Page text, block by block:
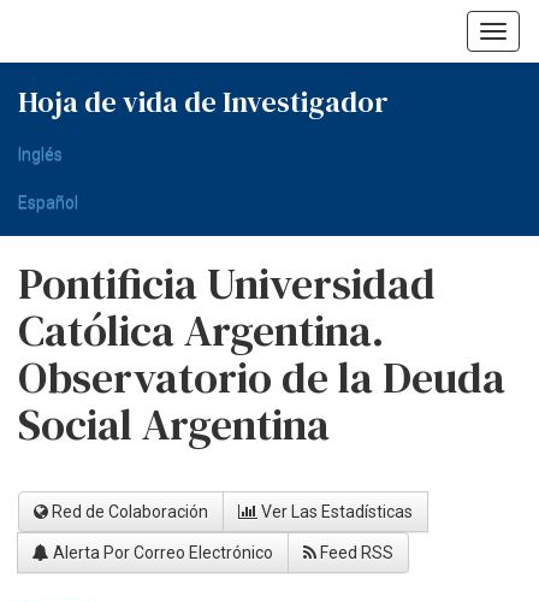
Hoja de vida de Investigador
Inglés
Español
Pontificia Universidad
Católica Argentina.
Observatorio de la Deuda
Social Argentina
Red de Colaboración Ver Las Estadísticas
Alerta Por Correo Electrónico Feed RSS